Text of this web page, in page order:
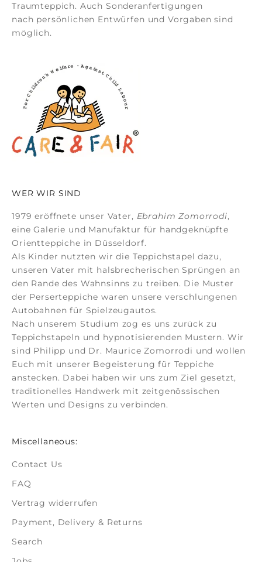
Traumteppich. Auch Sonderanfertigungen
nach persönlichen Entwürfen und Vorgaben sind
möglich.
WER WIR SIND
1979 eröffnete unser Vater, Ebrahim Zomorrodi,
eine Galerie und Manufaktur für handgeknüpfte
Orientteppiche in Düsseldorf.
Als Kinder nutzten wir die Teppichstapel dazu,
unseren Vater mit halsbrecherischen Sprüngen an
den Rande des Wahnsinns zu treiben. Die Muster
der Perserteppiche waren unsere verschlungenen
Autobahnen für Spielzeugautos.
Nach unserem Studium zog es uns zurück zu
Teppichstapeln und hypnotisierenden Mustern. Wir
sind Philipp und Dr. Maurice Zomorrodi und wollen
Euch mit unserer Begeisterung für Teppiche
anstecken. Dabei haben wir uns zum Ziel gesetzt,
traditionelles Handwerk mit zeitgenössischen
Werten und Designs zu verbinden.
Miscellaneous:
Contact Us
FAQ
Vertrag widerrufen
Payment, Delivery & Returns
Search